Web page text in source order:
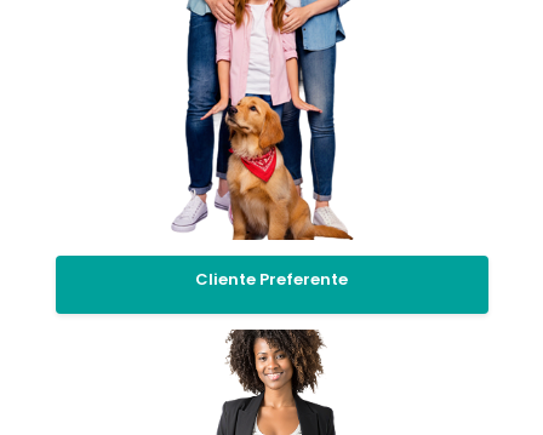
Cliente Preferente